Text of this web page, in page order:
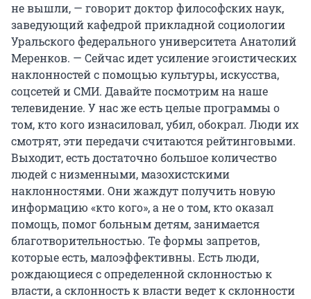
не вышли, — говорит доктор философских наук,
заведующий кафедрой прикладной социологии
Уральского федерального университета Анатолий
Меренков. — Сейчас идет усиление эгоистических
наклонностей с помощью культуры, искусства,
соцсетей и СМИ. Давайте посмотрим на наше
телевидение. У нас же есть целые программы о
том, кто кого изнасиловал, убил, обокрал. Люди их
смотрят, эти передачи считаются рейтинговыми.
Выходит, есть достаточно большое количество
людей с низменными, мазохистскими
наклонностями. Они жаждут получить новую
информацию «кто кого», а не о том, кто оказал
помощь, помог больным детям, занимается
благотворительностью. Те формы запретов,
которые есть, малоэффективны. Есть люди,
рождающиеся с определенной склонностью к
власти, а склонность к власти ведет к склонности